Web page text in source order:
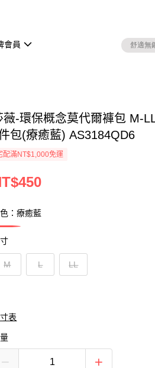
會員
薇-環保概念莫代爾褲包 M-
包(療癒藍) AS3184QD6
配滿NT$1,000免運
：療癒藍
M L LL
表